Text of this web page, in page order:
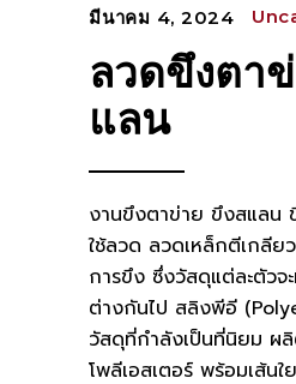
มีนาคม 4, 2024
ลวดขึงตา
แลน
งานขึงตาข่าย ขึงสแลน
ใช้ลวด ลวดเหล็กตีเกลีย
การขึง ซึ่งวัสดุแต่ละตัว
ต่างกันไป สลิงพีอี
วัสดุที่กำลังเป็นที่นิยม ผ
โพลีเอสเตอร์ พร้อมเส้นใ